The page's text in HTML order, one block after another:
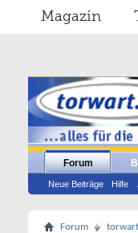
Magazin
Forum
Neue Beiträge Hilfe
Forum